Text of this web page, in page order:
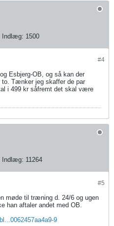
Indlæg: 1500
#4
Esbjerg-OB, og så kan der
to. Tænker jeg skaffer de par
i 499 kr såfremt det skal være
Indlæg: 11264
#5
møde til træning d. 24/6 og ugen
han aftaler andet med OB.
9